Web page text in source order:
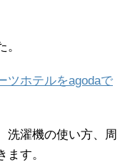
ツホテルをagodaで
洗濯機の使い方、周
す。